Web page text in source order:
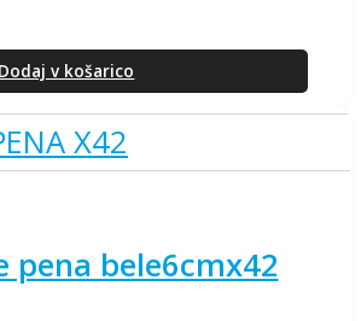
Dodaj v košarico
pena bele6cmx42